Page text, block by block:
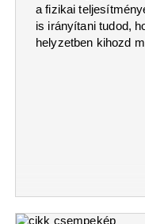
a fizikai
is irányítani tudod,
helyzetben kihozd